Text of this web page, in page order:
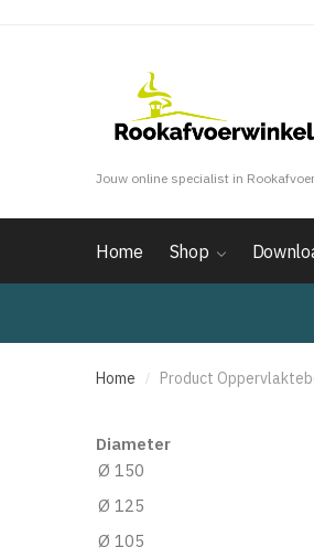
Jouw online specialist in Rookafvoer
Home Shop
Home / Product
Diameter
Ø 150
Ø 125
Ø 105